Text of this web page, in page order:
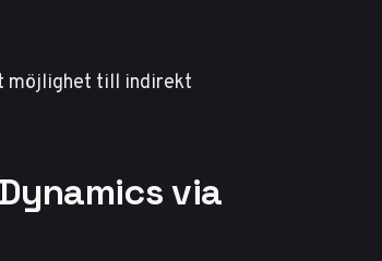
möjlighet till indirekt
via